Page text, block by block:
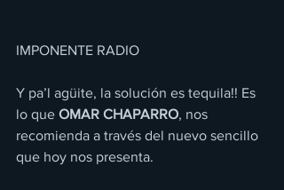
IMPONENTE RADIO
Y pa’l agüite, la solución es tequila!! Es
lo que OMAR CHAPARRO, nos
recomienda a través del nuevo sencillo
que hoy nos presenta.